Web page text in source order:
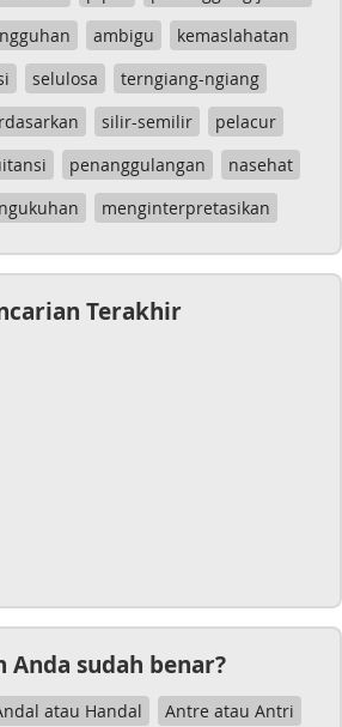
ambigu
kemaslahatan
selulosa
terngiang-ngiang
silir-semilir
pelacur
penanggulangan
nasehat
menginterpretasikan
Terakhir
Anda sudah benar?
atau Handal
Antre atau Antri